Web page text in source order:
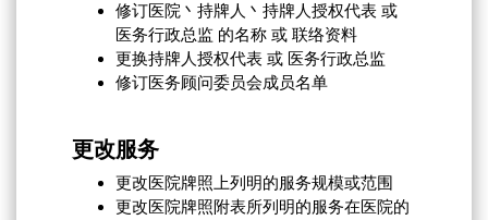
修订医院丶持牌人丶持牌人授权代表 或
医务行政总监 的名称 或 联络资料
更换持牌人授权代表 或 医务行政总监
修订医务顾问委员会成员名单
更改服务
更改医院牌照上列明的服务规模或范围
更改医院牌照附表所列明的服务在医院的